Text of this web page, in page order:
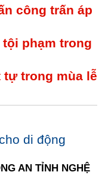
công trấn áp
phạm trong
trong mùa lễ
di động
AN TỈNH NGHỆ